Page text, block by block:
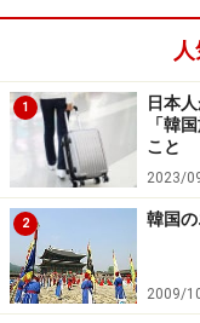
1
日本
「韓
こと
2023/
2 韓国
2009/